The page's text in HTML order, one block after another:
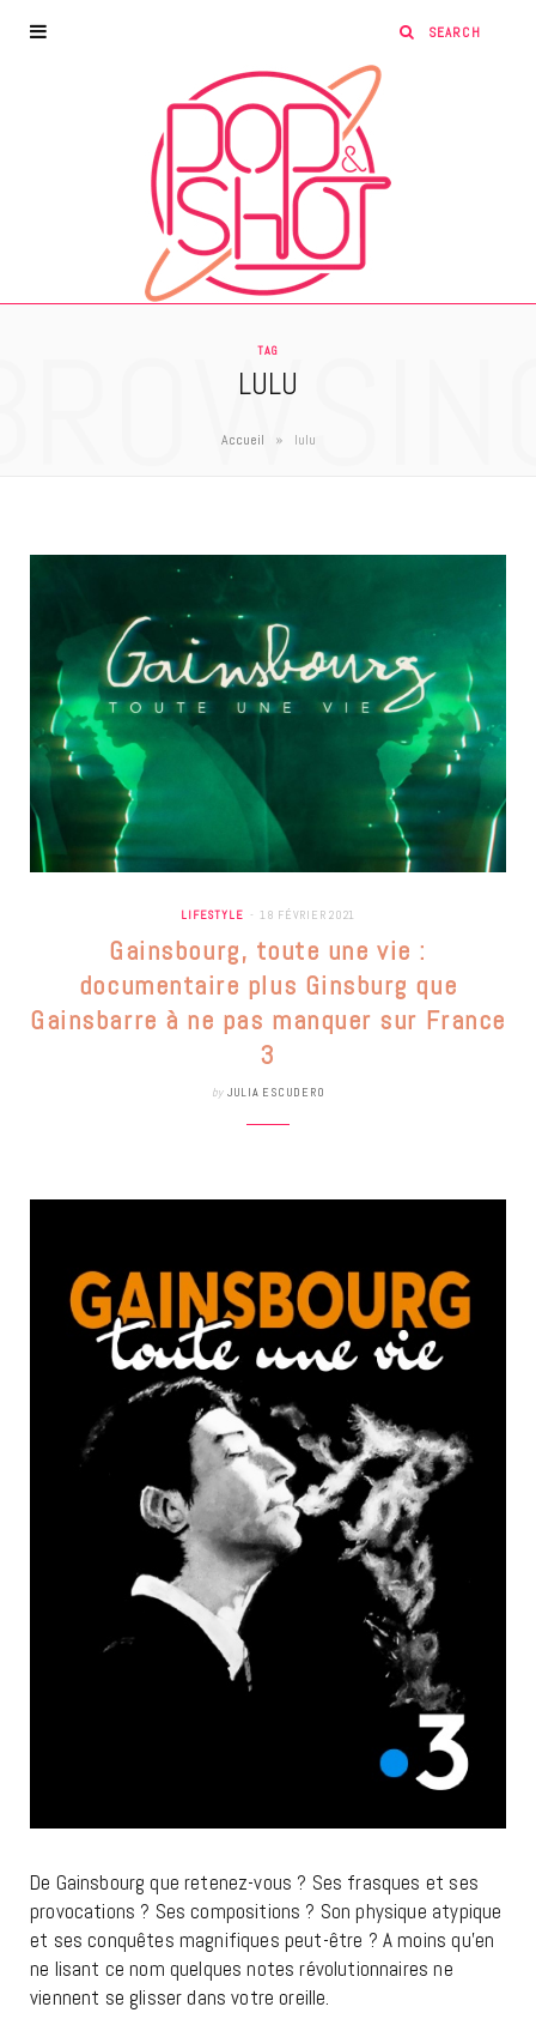
TAG
LULU
Accueil » lulu
LIFESTYLE 18 FÉVRIER 2021
Gainsbourg, toute une vie :
documentaire plus Ginsburg que
Gainsbarre à ne pas manquer sur France
3
by JULIA ESCUDERO
De Gainsbourg que retenez-vous ? Ses frasques et ses
provocations ? Ses compositions ? Son physique atypique
et ses conquêtes magnifiques peut-être ? A moins qu’en
ne lisant ce nom quelques notes révolutionnaires ne
viennent se glisser dans votre oreille.